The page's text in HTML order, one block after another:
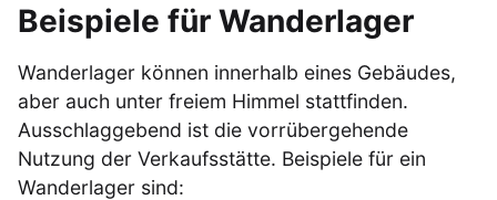
Beispiele für Wanderlager
Wanderlager können innerhalb eines Gebäudes,
aber auch unter freiem Himmel stattfinden.
Ausschlaggebend ist die vorrübergehende
Nutzung der Verkaufsstätte. Beispiele für ein
Wanderlager sind: